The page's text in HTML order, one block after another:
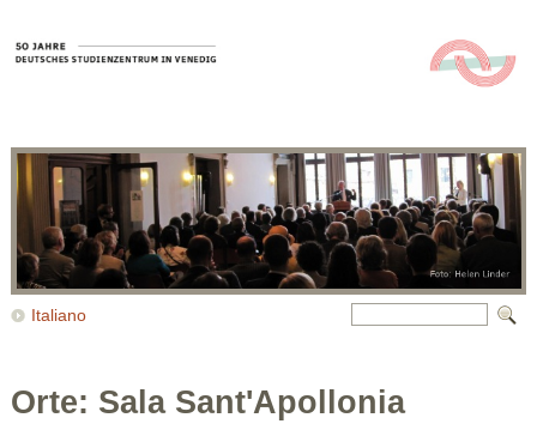
Italiano
Orte: Sala Sant'Apollonia